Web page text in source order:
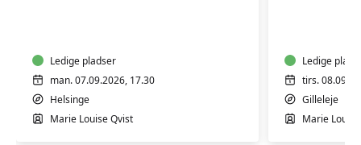
Ledige pladser
man. 07.09.2026, 17.30
Helsinge
Marie Louise Qvist
Ledige
tirs.
Gilleleje
Marie